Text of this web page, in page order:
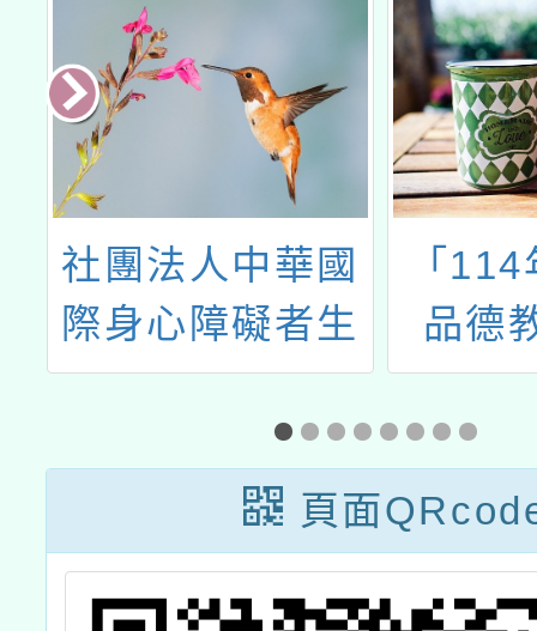
社團法人中華國
際身心障礙者生
命教育推廣協會
辦理「環保愛台
灣」第三屆身心
障礙與中小學生
環保繪畫比賽計
「
品德
（含
評選
頁面